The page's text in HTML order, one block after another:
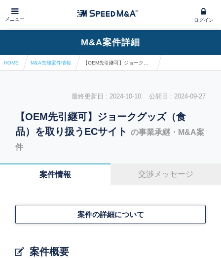
メニュー ログイン
M&A案件詳細
HOME M&A売却案件情報
最終更新日 : 2024-10-10 公開日 : 2024-09-27
【OEM先引継可】ジョークグッズ（食
品）を取り扱うECサイト
の事業承継・M&A案
件
案件情報 交渉メッセージ
案件概要
案件の詳細について